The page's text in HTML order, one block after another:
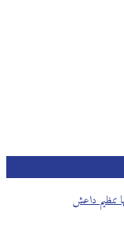
تنظيم داعش